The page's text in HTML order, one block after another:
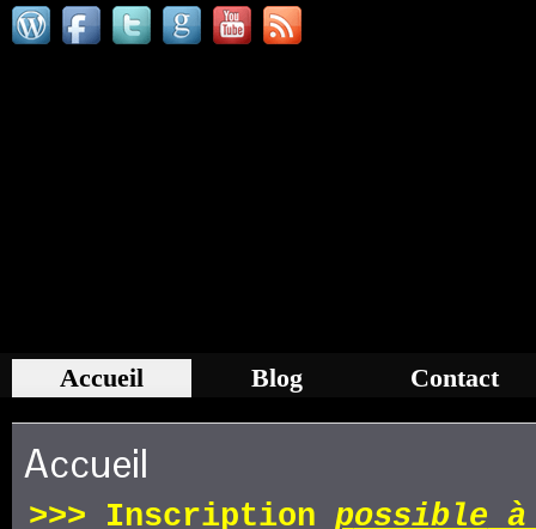
Accueil Blog Contact
Accueil
>>> Inscription possible à